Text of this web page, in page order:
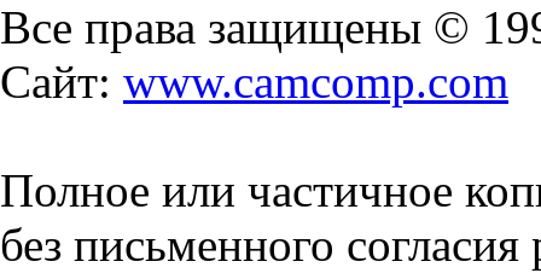
Все права защищены ©
Сайт: www.camcomp.com
Полное или частичное
без письменного